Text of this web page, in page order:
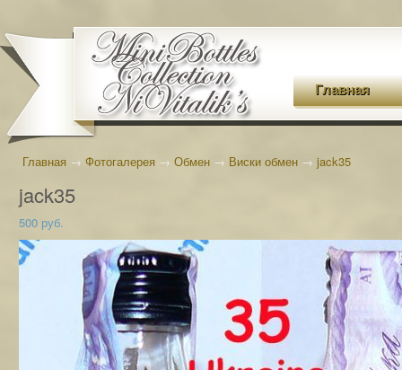
Главная
Главная → Фотогалерея → Обмен → Виски обмен → jack35
jack35
500 руб.